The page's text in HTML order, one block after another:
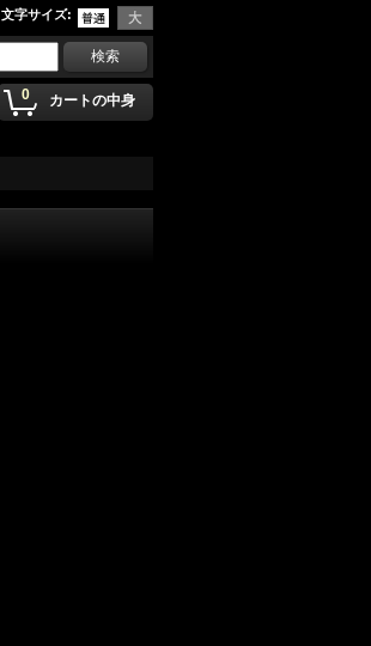
文字サイズ:
0 カートの中身